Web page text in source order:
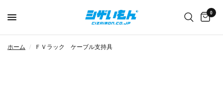
0
ホーム / ＦＶラック ケーブル支持具